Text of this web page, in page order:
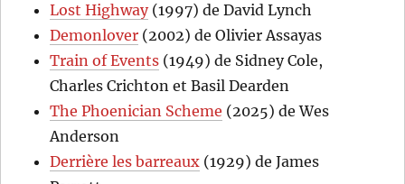
Lost Highway(1997) de David Lynch
Demonlover (2002) de Olivier Assayas
Train of Events (1949) de Sidney Cole,
Charles Crichton et Basil Dearden
The Phoenician Scheme (2025) de Wes
Anderson
Derrière les barreaux (1929) de James